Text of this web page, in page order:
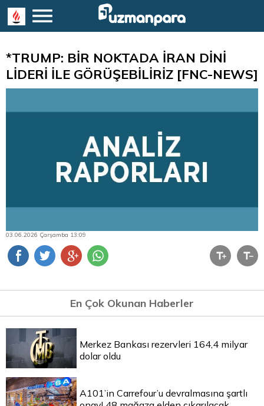
*TRUMP: BİR NOKTADA İRAN DİNİ
LİDERİ İLE GÖRÜŞEBİLİRİZ [FNC-NEWS]
03.06.2026 Çarşamba 13:09
En Çok Okunan Haberler
Merkez Bankası rezervleri 164,4 milyar
dolar oldu
A101’in Carrefour’u devralmasına şartlı